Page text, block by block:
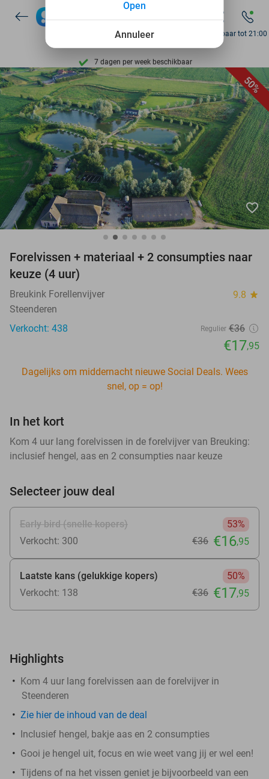
Ontdek 15.000+ deals
10+ miljoen leden
9,4 op basis van206.138 reviews
Ontdek 15.000+ deals
7 dagen per week beschikbaar
10+ miljoen leden
Bereikbaar tot 21:00
50%
favorite_border
Forelvissen + materiaal + 2 consumpties naar
keuze (4 uur)
Breukink Forellenvijver 9.8 star
Steenderen
Verkocht: 438
Regulier €36
€17,95
Dagelijks om middernacht nieuwe Social Deals. Wees
snel, op = op!
In het kort
Kom 4 uur lang forelvissen in de forelvijver van Breuking:
inclusief hengel, aas en 2 consumpties naar keuze
Selecteer jouw deal
Early bird (snelle kopers)
53%
Verkocht: 300
€36 €16,95
Laatste kans (gelukkige kopers)
50%
Verkocht: 138
€36 €17,95
Highlights
Kom 4 uur lang forelvissen aan de forelvijver in
Steenderen
Zie hierde inhoud van de deal
Inclusief hengel, bakje aas en 2 consumpties
Gooi je hengel uit, focus en wie weet vang jij er wel een!
Tijdens of na het vissen geniet je bijvoorbeeld van een
Annuleer
Open